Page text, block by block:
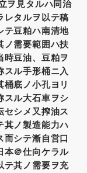
ヲ見タルハ同治
レタルヲ以テ稿
テ豆粕ハ南清地
ノ需要範囲ハ扶
時豆油、豆粕ヲ
スル手形桶ニ入
底ノ小孔ヨリ
スル大石車ヲシ
セシメ又搾油ス
其ノ製造能力ハ
シテ漸自営口
本＠仕向ケラル
テ其ノ需要ヲ充